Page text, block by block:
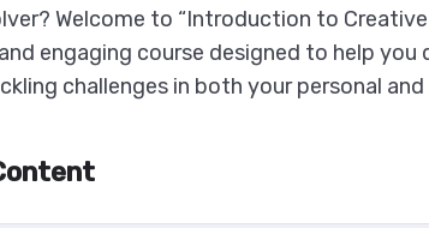
Welcome to “Introduction to Creative
engaging course designed to help you
challenges in both your personal